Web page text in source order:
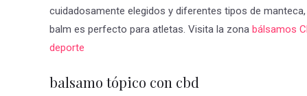
cuidadosamente elegidos y diferentes tipos de manteca,
balm es perfecto para atletas. Visita la zona bálsamos
deporte
balsamo tópico con cbd